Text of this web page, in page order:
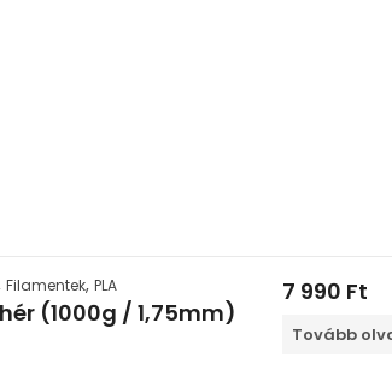
Filamentek, PLA
(1000g / 1,75mm)
7 990 Ft
Tovább